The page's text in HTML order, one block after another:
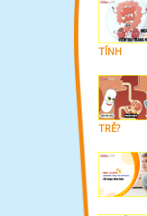
TÍNH
TRẺ?